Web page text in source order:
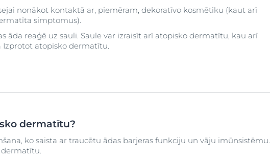
nonākot kontaktā ar, piemēram, dekoratīvo kosmētiku (kaut arī
simptomus).
āda reaģē uz sauli. Saule var izraisīt arī atopisko dermatītu, kau arī
Izprotot atopisko dermatītu.
dermatītu?
ko saista ar traucētu ādas barjeras funkciju un vāju imūnsistēmu.
dermatītu.